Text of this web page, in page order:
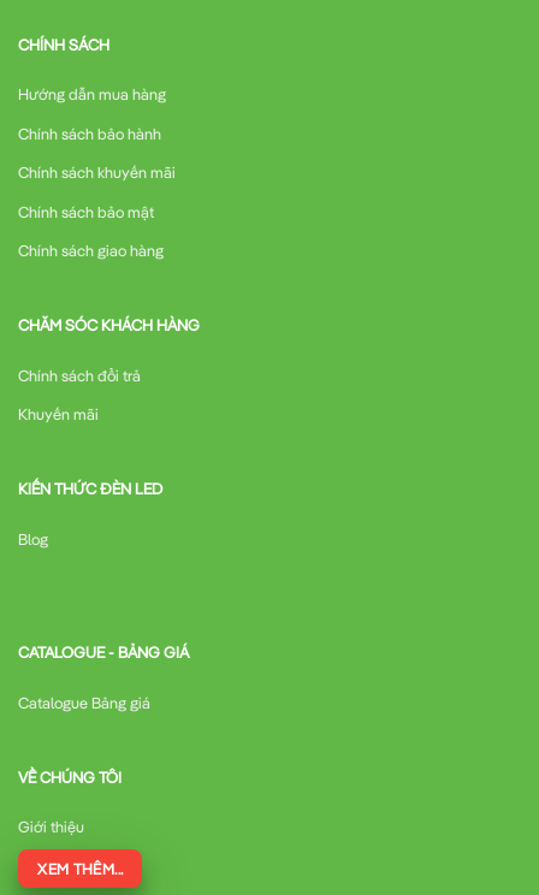
CHÍNH SÁCH
Hướng dẫn mua hàng
Chính sách bảo hành
Chính sách khuyến mãi
Chính sách bảo mật
Chính sách giao hàng
CHĂM SÓC KHÁCH HÀNG
Chính sách đổi trả
Khuyến mãi
KIẾN THỨC ĐÈN LED
Blog
CATALOGUE - BẢNG GIÁ
Catalogue Bảng giá
VỀ CHÚNG TÔI
Giới thiệu
XEM THÊM...